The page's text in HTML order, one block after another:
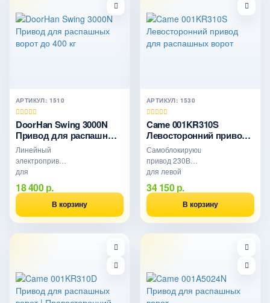
100%, IP44.
Без БУ.
АРТИКУЛ: 1510
DoorHan Swing 3000N
Привод для распашных
ворот до 400 кг
Линейный
электропривод
для
автоматизации
распашных
створками
шириной до 3
18 400 р.
В корзину
АРТИКУЛ: 1530
Came 001KR310S
Левосторонний привод
для распашных ворот
Самоблокирующийся
привод 230В
для левой
створки
распашных
ворот шириной
до 3 м и весом
до 800 кг
34 150 р.
В корзину